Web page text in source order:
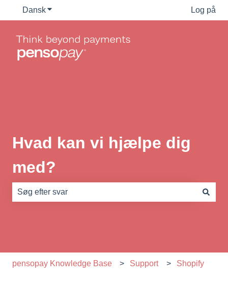
DanskVis undermenu for oversættelser Log på
Hvad kan vi hjælpe dig
med?
pensopay Knowledge Base Support Shopify